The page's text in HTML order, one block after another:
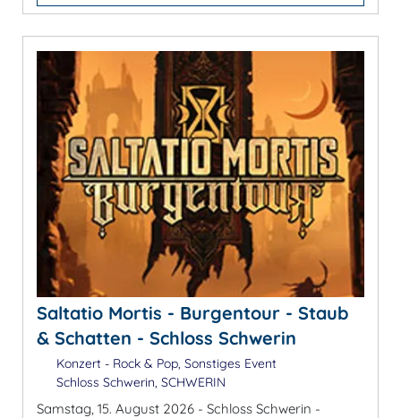
Saltatio Mortis - Burgentour - Staub
& Schatten - Schloss Schwerin
Konzert - Rock & Pop, Sonstiges Event
Schloss Schwerin, SCHWERIN
Samstag, 15. August 2026 - Schloss Schwerin -